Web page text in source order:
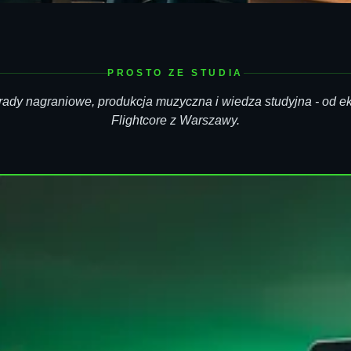
PROSTO ZE STUDIA
nagraniowe, produkcja muzyczna i wiedza studyjna - od
Flightcore z Warszawy.